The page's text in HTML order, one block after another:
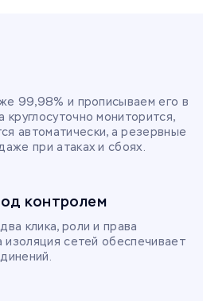
99,98% и прописываем его в
мониторится,
автоматически, а резервные
при атаках и сбоях.
контролем
клика, роли и права
изоляция сетей обеспечивает